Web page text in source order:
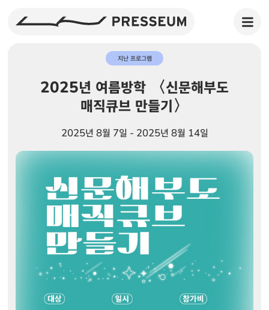
지난 프로그램
2025년 여름방학 〈신문해부도
매직큐브 만들기〉
2025년 8월 7일 - 2025년 8월 14일